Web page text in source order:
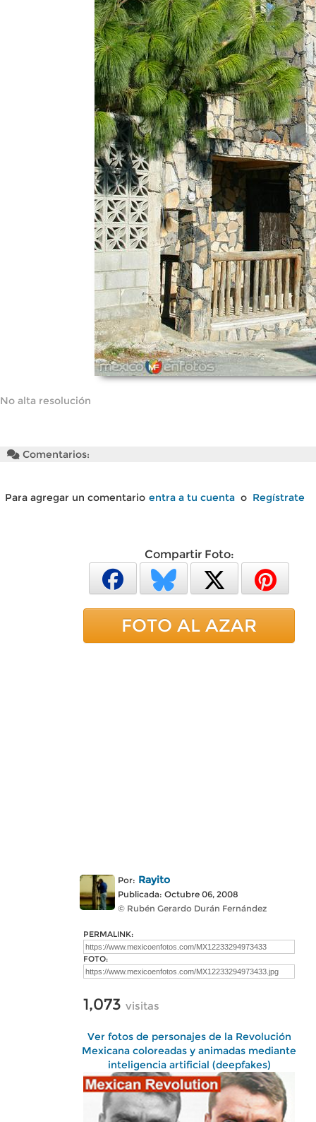
No alta resolución
Comentarios:
Para agregar un comentario entra a tu cuenta o Regístrate
Compartir Foto:
FOTO AL AZAR
Por: Rayito
Publicada: Octubre 06, 2008
© Rubén Gerardo Durán Fernández
PERMALINK:
FOTO:
1,073 visitas
Ver fotos de personajes de la Revolución
Mexicana coloreadas y animadas mediante
inteligencia artificial (deepfakes)